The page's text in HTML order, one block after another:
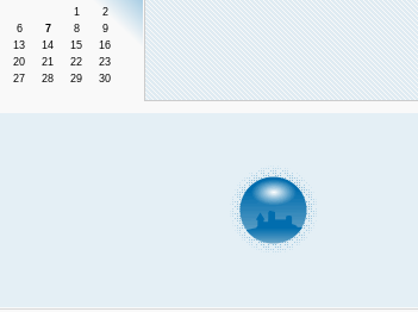
1
2
6 7 8
9
13 14 15
16
20 21 22
23
27 28 29
30